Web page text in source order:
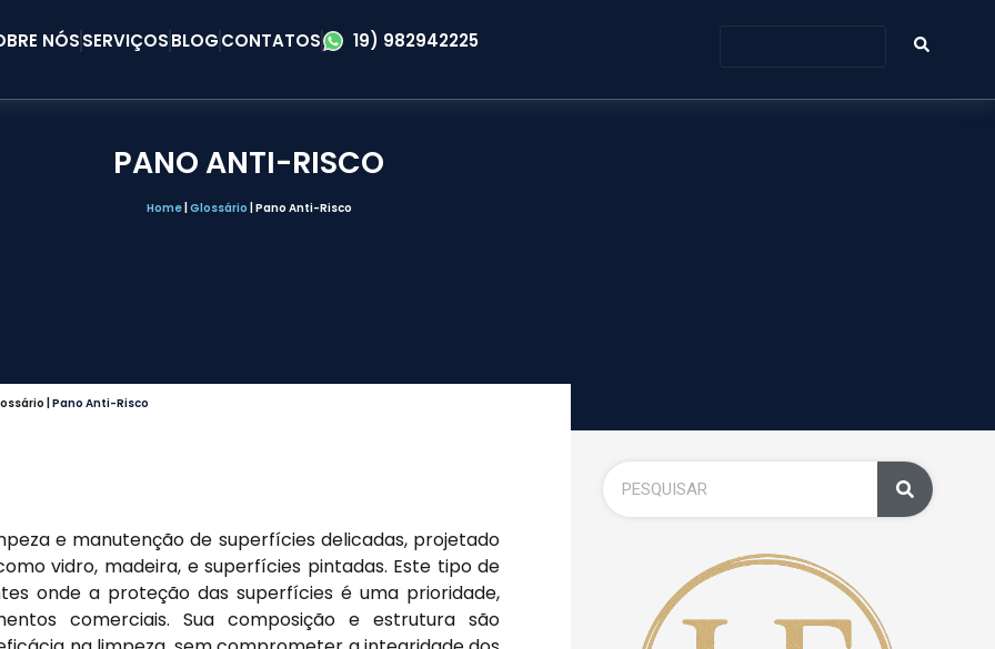
NÓSSERVIÇOSBLOGCONTATOS 19) 982942225
PANO ANTI-RISCO
Home| Glossário Pano Anti-Risco
Pano Anti-Risco
e manutenção de superfícies delicadas, projetado
vidro, madeira, e superfícies pintadas. Este tipo de
onde a proteção das superfícies é uma prioridade,
comerciais. Sua composição e estrutura são